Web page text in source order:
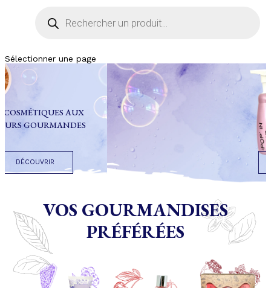
produits
Sélectionner une page
DÉCOUVRIR
VOS GOURMANDISES
PRÉFÉRÉES